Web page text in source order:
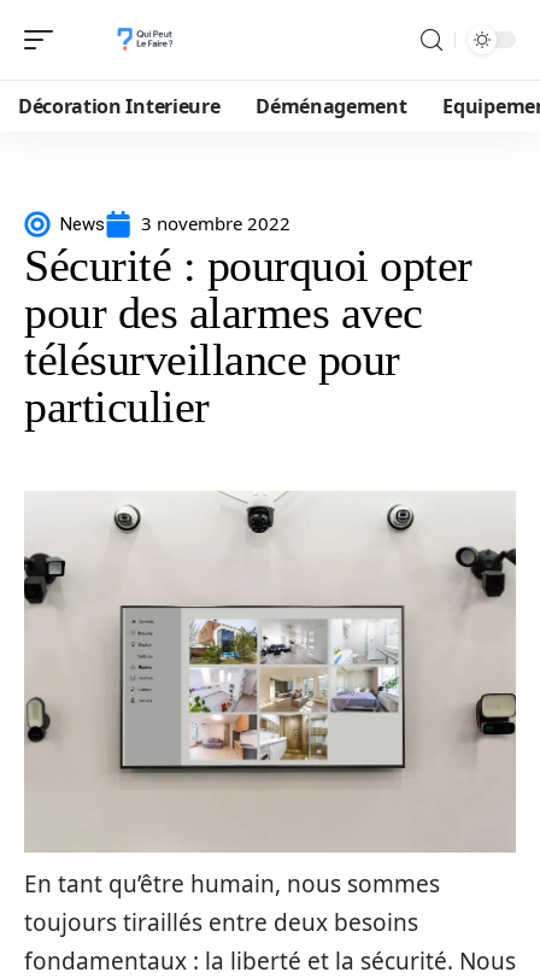
Décoration Interieure Déménagement
News 3 novembre 2022
Sécurité : pourquoi opter
pour des alarmes avec
télésurveillance pour
particulier
En tant qu’être humain, nous sommes
toujours tiraillés entre deux besoins
fondamentaux : la liberté et la sécurité. Nous